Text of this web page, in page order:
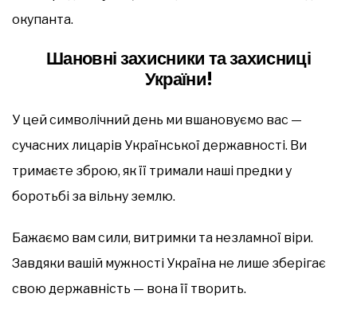
окупанта.
Шановні захисники та захисниці
України!
У цей символічний день ми вшановуємо вас —
сучасних лицарів Української державності. Ви
тримаєте зброю, як її тримали наші предки у
боротьбі за вільну землю.
Бажаємо вам сили, витримки та незламної віри.
Завдяки вашій мужності Україна не лише зберігає
свою державність — вона її творить.